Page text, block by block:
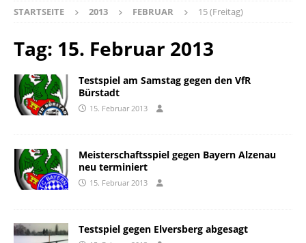
STARTSEITE 2013 FEBRUAR 15 (Freitag)
Tag: 15. Februar 2013
Testspiel am Samstag gegen den VfR
Bürstadt
15. Februar 2013
Meisterschaftsspiel gegen Bayern Alzenau
neu terminiert
15. Februar 2013
Testspiel gegen Elversberg abgesagt